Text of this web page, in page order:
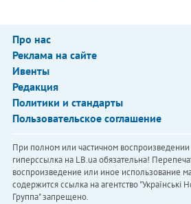
Про нас
Реклама на сайте
Ивенты
Редакция
Политики и стандарты
Пользовательское соглашение
При полном или частичном
гиперссылка на LB.ua обязательна!
воспроизведение или иное использование
содержится ссылка на агентство "Українськi
Группа" запрещено.